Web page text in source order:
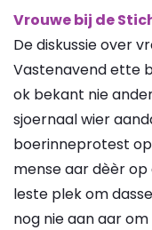
Vrouwe bij de
De diskussie over
Vastenavend ette
ok bekant nie
sjoernaal wier
boerinneprotest op
mense aar dèèr
leste plek om
nog nie aan aar